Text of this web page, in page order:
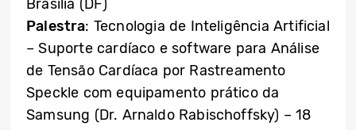
Brasília (DF)
Palestra: Tecnologia de Inteligência Artificial
– Suporte cardíaco e software para Análise
de Tensão Cardíaca por Rastreamento
Speckle com equipamento prático da
Samsung (Dr. Arnaldo Rabischoffsky) – 18